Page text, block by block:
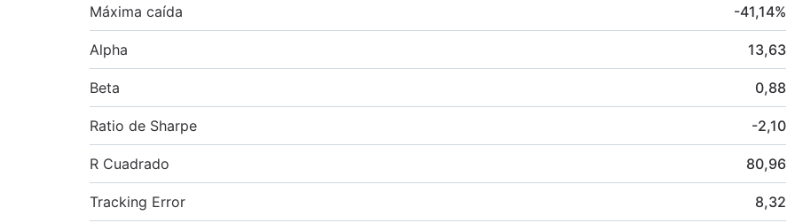
Máxima caída -41,14%
Alpha 13,63
Beta 0,88
Ratio de Sharpe -2,10
R Cuadrado 80,96
Tracking Error 8,32